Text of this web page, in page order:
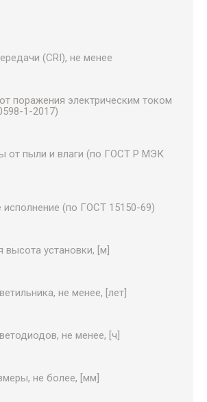
(CRI), не менее
поражения электрическим током
1-2017)
от пыли и влаги (по ГОСТ Р МЭК
исполнение (по ГОСТ 15150-69)
установки, [м]
не менее, [лет]
не менее, [ч]
не более, [мм]